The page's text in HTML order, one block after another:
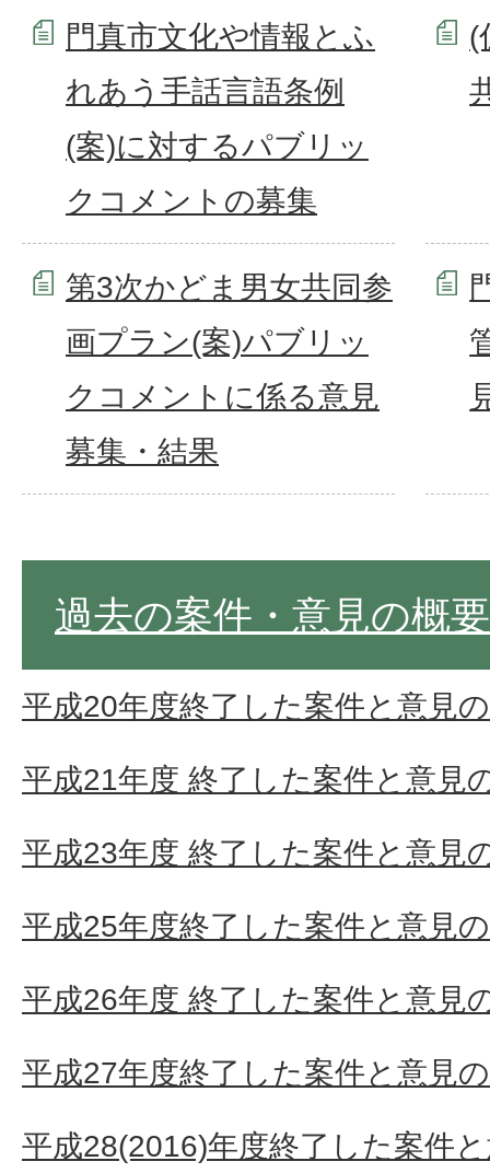
門真市文化や情報とふ
れあう手話言語条例
(案)に対するパブリッ
クコメントの募集
(
第3次かどま男女共同参
画プラン(案)パブリッ
クコメントに係る意見
募集・結果
過去の案件・意見の概要
平成20年度終了した案件と意見
平成21年度 終了した案件と意見
平成23年度 終了した案件と意見
平成25年度終了した案件と意見
平成26年度 終了した案件と意見
平成27年度終了した案件と意見
平成28(2016)年度終了した案件